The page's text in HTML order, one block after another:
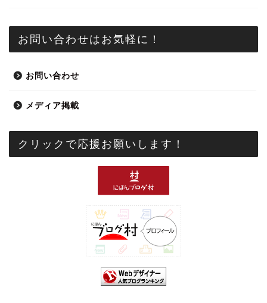
お問い合わせはお気軽に！
お問い合わせ
メディア掲載
クリックで応援お願いします！